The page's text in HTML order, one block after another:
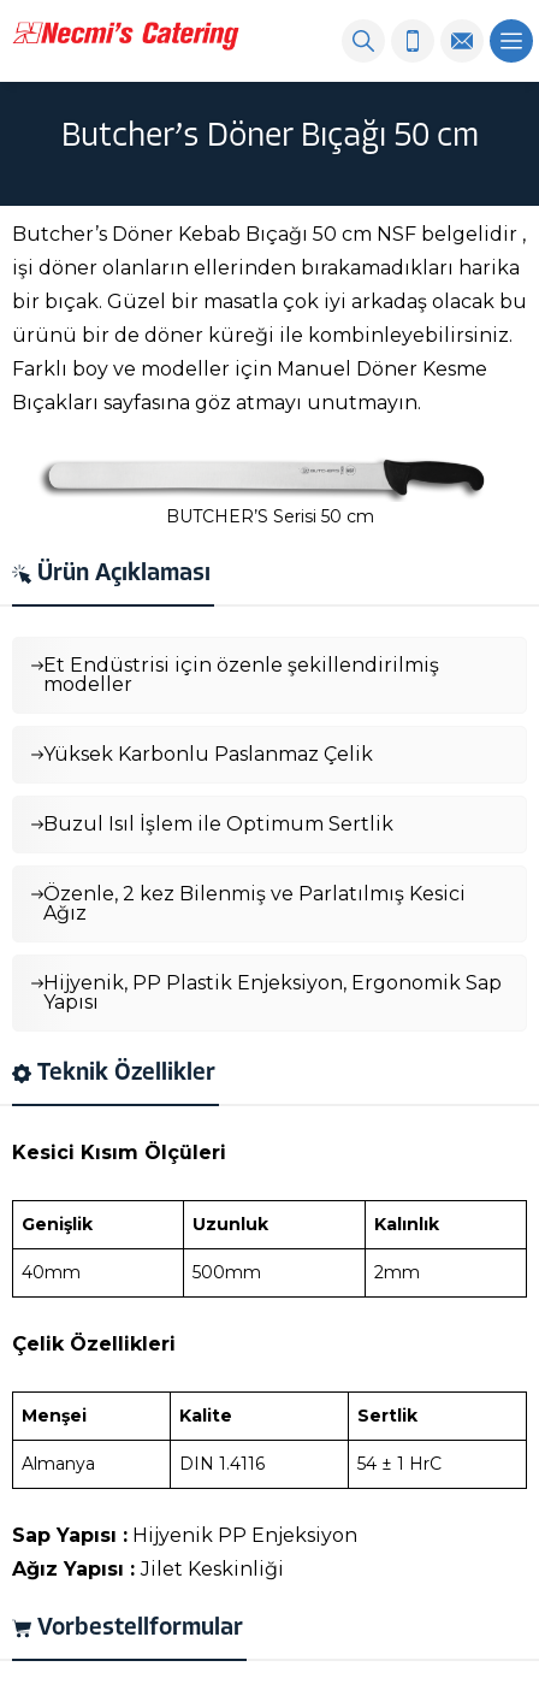
Butcher’s Döner Bıçağı 50 cm
Butcher’s Döner Kebab Bıçağı 50 cm NSF belgelidir ,
işi döner olanların ellerinden bırakamadıkları harika
bir bıçak. Güzel bir masatla çok iyi arkadaş olacak bu
ürünü bir de döner küreği ile kombinleyebilirsiniz.
Farklı boy ve modeller için Manuel Döner Kesme
Bıçakları sayfasına göz atmayı unutmayın.
BUTCHER’S Serisi 50 cm
Ürün Açıklaması
Et Endüstrisi için özenle şekillendirilmiş
modeller
Yüksek Karbonlu Paslanmaz Çelik
Buzul Isıl İşlem ile Optimum Sertlik
Özenle, 2 kez Bilenmiş ve Parlatılmış Kesici
Ağız
Hijyenik, PP Plastik Enjeksiyon, Ergonomik Sap
Yapısı
Teknik Özellikler
Kesici Kısım Ölçüleri
Genişlik Uzunluk Kalınlık
40mm 500mm 2mm
Çelik Özellikleri
Menşei Kalite Sertlik
Almanya DIN 1.4116 54 ± 1 HrC
Sap Yapısı : Hijyenik PP Enjeksiyon
Ağız Yapısı : Jilet Keskinliği
Vorbestellformular